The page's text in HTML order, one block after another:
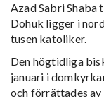
Azad Sabri
Dohuk ligger i
tusen katoliker.
Den högtidliga
januari i
och förrättades